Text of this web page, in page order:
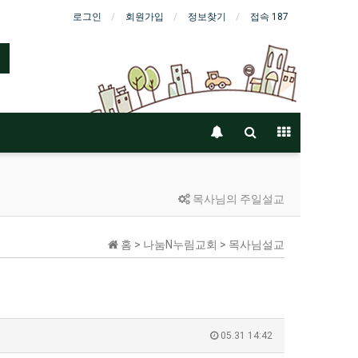
로그인 회원가입 정보찾기 접속 187
목사님의 주일설교
홈 > 나눔N누림교회 > 목사님설교
05.31 14:42